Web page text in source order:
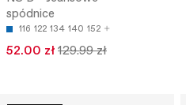
spódnice
116 122 134 140 152
52.00 zł 129.99 zł